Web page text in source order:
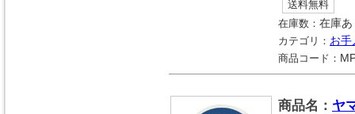
送料無料
在庫数： 在庫あ
カテゴリ： お手
商品コード：
商品名： ヤ